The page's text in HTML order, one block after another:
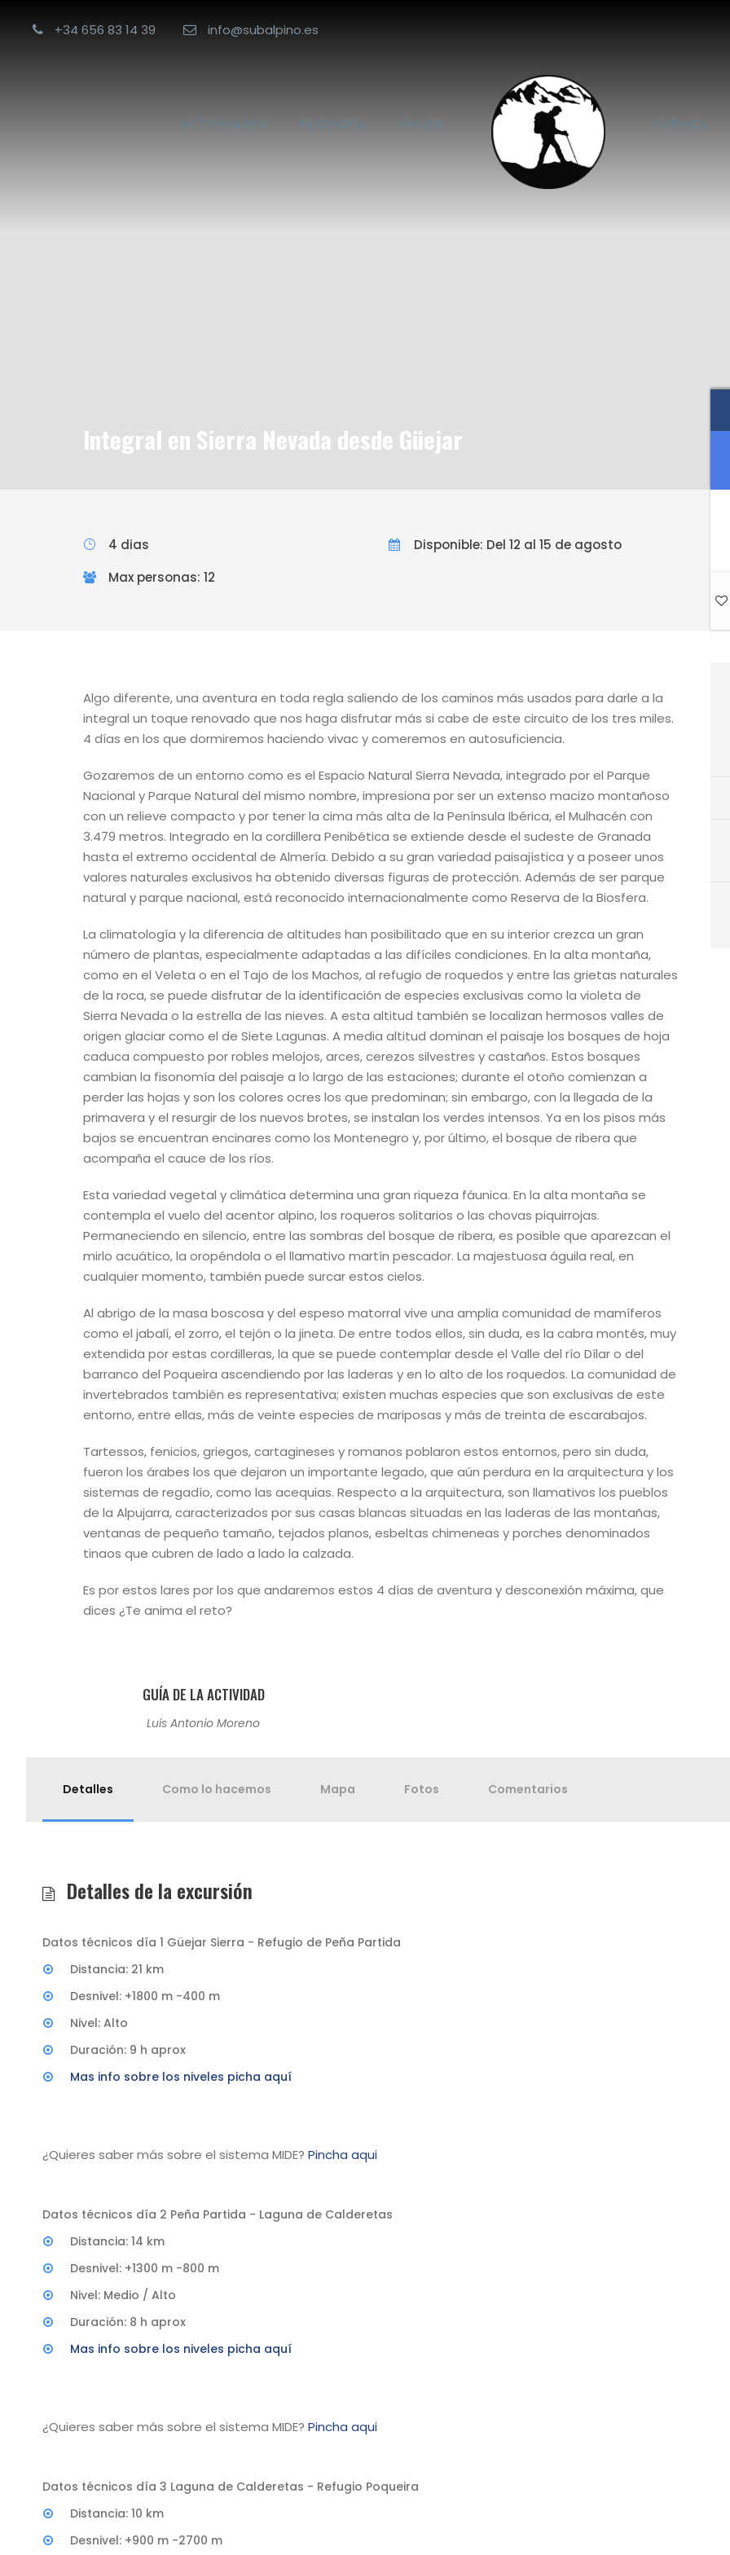
+34 656 83 14 39 info@subalpino.es
Integral en Sierra Nevada desde Güejar
4 dias
Disponible: Del 12 al 15 de agosto
Max personas: 12
Algo diferente, una aventura en toda regla saliendo de los caminos más usados para darle a la
integral un toque renovado que nos haga disfrutar más si cabe de este circuito de los tres miles.
4 días en los que dormiremos haciendo vivac y comeremos en autosuficiencia.
Gozaremos de un entorno como es el Espacio Natural Sierra Nevada, integrado por el Parque
Nacional y Parque Natural del mismo nombre, impresiona por ser un extenso macizo montañoso
con un relieve compacto y por tener la cima más alta de la Península Ibérica, el Mulhacén con
3.479 metros. Integrado en la cordillera Penibética se extiende desde el sudeste de Granada
hasta el extremo occidental de Almería. Debido a su gran variedad paisajística y a poseer unos
valores naturales exclusivos ha obtenido diversas figuras de protección. Además de ser parque
natural y parque nacional, está reconocido internacionalmente como Reserva de la Biosfera.
La climatología y la diferencia de altitudes han posibilitado que en su interior crezca un gran
número de plantas, especialmente adaptadas a las difíciles condiciones. En la alta montaña,
como en el Veleta o en el Tajo de los Machos, al refugio de roquedos y entre las grietas naturales
de la roca, se puede disfrutar de la identificación de especies exclusivas como la violeta de
Sierra Nevada o la estrella de las nieves. A esta altitud también se localizan hermosos valles de
origen glaciar como el de Siete Lagunas. A media altitud dominan el paisaje los bosques de hoja
caduca compuesto por robles melojos, arces, cerezos silvestres y castaños. Estos bosques
cambian la fisonomía del paisaje a lo largo de las estaciones; durante el otoño comienzan a
perder las hojas y son los colores ocres los que predominan; sin embargo, con la llegada de la
primavera y el resurgir de los nuevos brotes, se instalan los verdes intensos. Ya en los pisos más
bajos se encuentran encinares como los Montenegro y, por último, el bosque de ribera que
acompaña el cauce de los ríos.
Esta variedad vegetal y climática determina una gran riqueza fáunica. En la alta montaña se
contempla el vuelo del acentor alpino, los roqueros solitarios o las chovas piquirrojas.
Permaneciendo en silencio, entre las sombras del bosque de ribera, es posible que aparezcan el
mirlo acuático, la oropéndola o el llamativo martín pescador. La majestuosa águila real, en
cualquier momento, también puede surcar estos cielos.
Al abrigo de la masa boscosa y del espeso matorral vive una amplia comunidad de mamíferos
como el jabalí, el zorro, el tejón o la jineta. De entre todos ellos, sin duda, es la cabra montés, muy
extendida por estas cordilleras, la que se puede contemplar desde el Valle del río Dílar o del
barranco del Poqueira ascendiendo por las laderas y en lo alto de los roquedos. La comunidad de
invertebrados también es representativa; existen muchas especies que son exclusivas de este
entorno, entre ellas, más de veinte especies de mariposas y más de treinta de escarabajos.
Tartessos, fenicios, griegos, cartagineses y romanos poblaron estos entornos, pero sin duda,
fueron los árabes los que dejaron un importante legado, que aún perdura en la arquitectura y los
sistemas de regadío, como las acequias. Respecto a la arquitectura, son llamativos los pueblos
de la Alpujarra, caracterizados por sus casas blancas situadas en las laderas de las montañas,
ventanas de pequeño tamaño, tejados planos, esbeltas chimeneas y porches denominados
tinaos que cubren de lado a lado la calzada.
Es por estos lares por los que andaremos estos 4 días de aventura y desconexión máxima, que
dices ¿Te anima el reto?
GUÍA DE LA ACTIVIDAD
Luis Antonio Moreno
Detalles Como lo hacemos Mapa Fotos Comentarios
Detalles de la excursión
Datos técnicos día 1 Güejar Sierra - Refugio de Peña Partida
Distancia: 21 km
Desnivel: +1800 m -400 m
Nivel: Alto
Duración: 9 h aprox
Mas info sobre los niveles picha aquí
¿Quieres saber más sobre el sistema MIDE? Pincha aqui
Datos técnicos día 2 Peña Partida - Laguna de Calderetas
Distancia: 14 km
Desnivel: +1300 m -800 m
Nivel: Medio / Alto
Duración: 8 h aprox
Mas info sobre los niveles picha aquí
¿Quieres saber más sobre el sistema MIDE? Pincha aqui
Datos técnicos día 3 Laguna de Calderetas - Refugio Poqueira
Distancia: 10 km
Desnivel: +900 m -2700 m